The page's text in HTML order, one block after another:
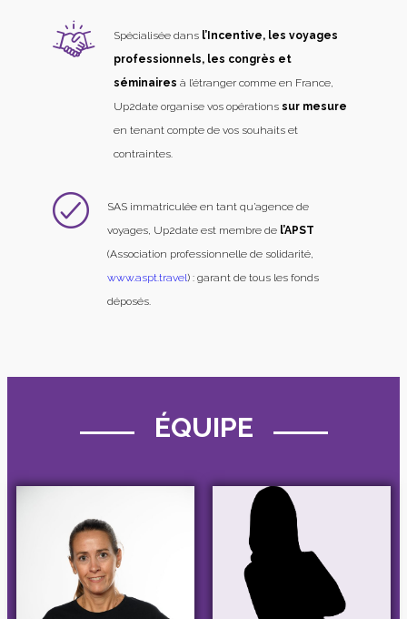
Spécialisée dans l’Incentive, les voyages
professionnels, les congrès et
séminaires à l’étranger comme en France,
Up2date organise vos opérations sur mesure
en tenant compte de vos souhaits et
contraintes.
SAS immatriculée en tant qu’agence de
voyages, Up2date est membre de l’APST
(Association professionnelle de solidarité,
www.aspt.travel) : garant de tous les fonds
déposés.
ÉQUIPE